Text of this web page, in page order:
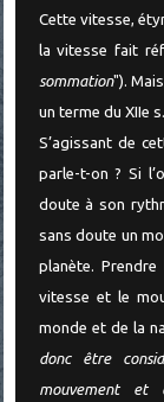
Cette vitesse,
la vitesse fait
sommation").
un terme du XIIe
S’agissant de
parle-t-on ? Si
doute à son
sans doute un
planète.
vitesse et le
monde et de la
donc être
mouvement